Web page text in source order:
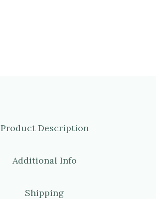
Product Description
Additional Info
Shipping